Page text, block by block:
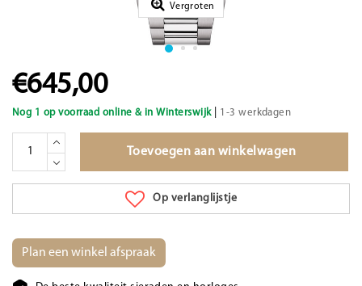
Vergroten
€645,00
Nog 1 op voorraad online & in Winterswijk| 1-3 werkdagen
Toevoegen aan winkelwagen
Op verlanglijstje
Plan een winkel afspraak